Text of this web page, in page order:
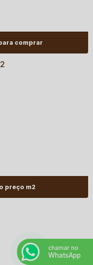
comprar
preço m2
chamar no
WhatsApp